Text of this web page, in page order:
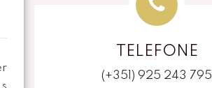
TELEFONE
(+351) 925 243 795